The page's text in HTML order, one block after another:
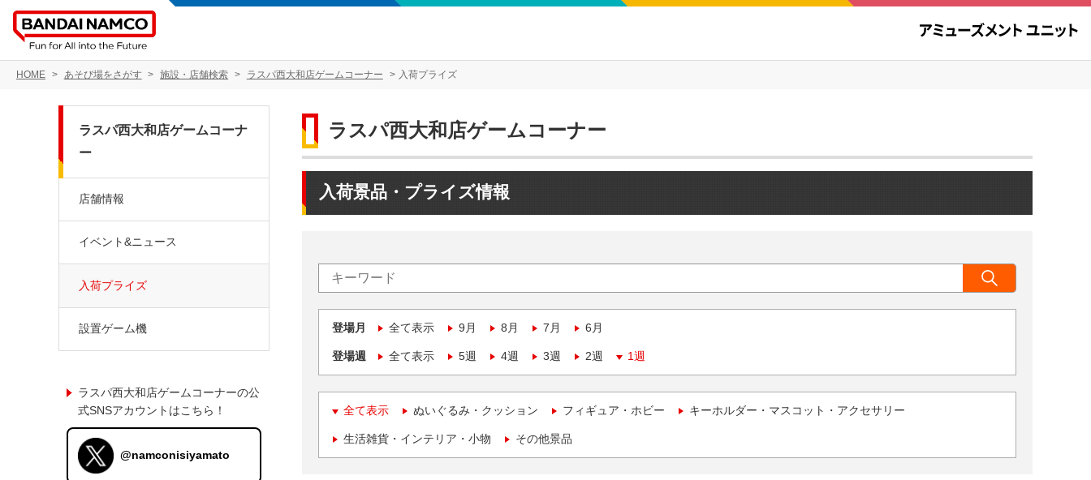
HOME あそび場をさがす 施設・店舗検索 ラスパ西大和店ゲームコーナー 入荷プライズ
ラスパ西大和店ゲームコーナー
入荷景品・プライズ情報
登場月 全て表示 9月 8月 7月 6月
登場週 全て表示 5週 4週 3週 2週 1週
全て表示 ぬいぐるみ・クッション フィギュア・ホビー キーホルダー・マスコット・アクセサリー
生活雑貨・インテリア・小物 その他景品
ラスパ西大和店ゲームコーナ
ー
店舗情報
イベント&ニュース
入荷プライズ
設置ゲーム機
ラスパ西大和店ゲームコーナーの公
式SNSアカウントはこちら！
@namconisiyamato